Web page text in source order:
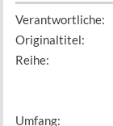
Verantwortliche:
Originaltitel:
Reihe:
Umfang: